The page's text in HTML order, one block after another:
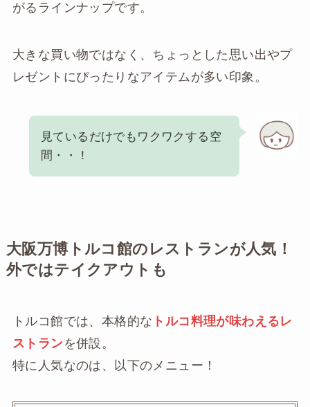
がるラインナップです。
大きな買い物ではなく、ちょっとした思い出やプ
レゼントにぴったりなアイテムが多い印象。
見ているだけでもワクワクする空
間・・！
大阪万博トルコ館のレストランが人気！
外ではテイクアウトも
トルコ館では、本格的な トルコ料理が味わえるレ
ストラン を併設。
特に人気なのは、以下のメニュー！